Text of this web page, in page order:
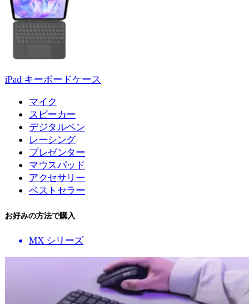
iPad キーボードケース
マイク
スピーカー
デジタルペン
レーシング
プレゼンター
マウスパッド
アクセサリー
ベストセラー
お好みの方法で購入
MX シリーズ